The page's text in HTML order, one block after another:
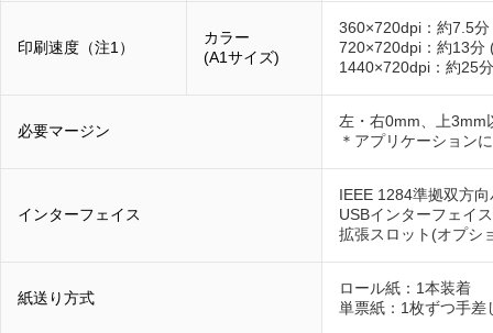
印刷速度（注1）
カラー
(A1サイズ)
360×720dpi：約7.5
720×720dpi：約13分
1440×720dpi：約25
必要マージン
左・右0mm、上
＊アプリケーション
インターフェイス
IEEE 1284準拠双方
USBインターフェイ
拡張スロット(オプシ
紙送り方式
ロール紙：1本装着
単票紙：1枚ずつ手差